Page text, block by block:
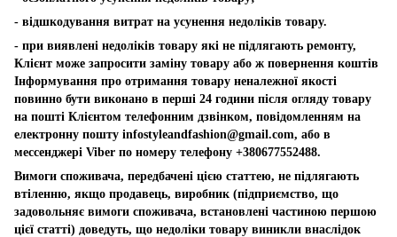
- відшкодування витрат на усунення недоліків товару.
- при виявлені недоліків товару які не підлягають ремонту,
Клієнт може запросити заміну товару або ж повернення коштів
Інформування про отримання товару неналежної якості
повинно бути виконано в перші 24 години після огляду товару
на пошті Клієнтом телефонним дзвінком, повідомленням на
електронну пошту infostyleandfashion@gmail.com, або в
мессенджері Viber по номеру телефону +380677552488.
Вимоги споживача, передбачені цією статтею, не підлягають
втіленню, якщо продавець, виробник (підприємство, що
задовольняє вимоги споживача, встановлені частиною першою
цієї статті) доведуть, що недоліки товару виникли внаслідок